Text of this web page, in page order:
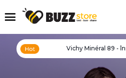
Vichy Minéral 89 -